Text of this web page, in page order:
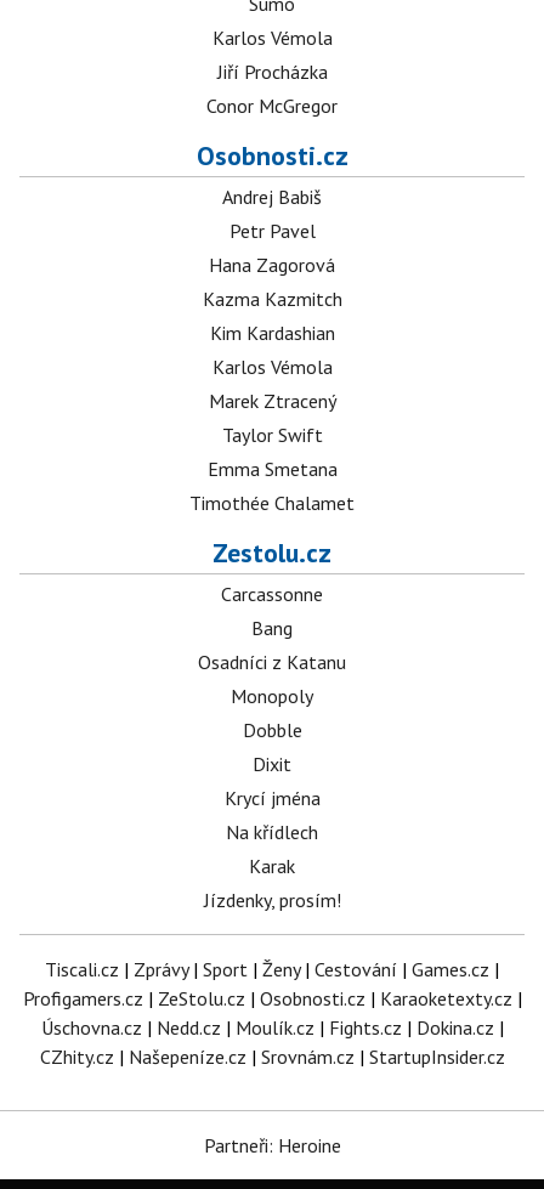
Karlos Vémola
Jiří Procházka
Conor McGregor
Osobnosti.cz
Andrej Babiš
Petr Pavel
Hana Zagorová
Kazma Kazmitch
Kim Kardashian
Karlos Vémola
Marek Ztracený
Taylor Swift
Emma Smetana
Timothée Chalamet
Zestolu.cz
Carcassonne
Bang
Osadníci z Katanu
Monopoly
Dobble
Dixit
Krycí jména
Na křídlech
Karak
Jízdenky, prosím!
Tiscali.cz | Zprávy| Sport | Ženy| Cestování | Games.cz |
Profigamers.cz | ZeStolu.cz | Osobnosti.cz | Karaoketexty.cz |
Úschovna.cz | Nedd.cz | Moulík.cz | Fights.cz | Dokina.cz |
CZhity.cz | Našepeníze.cz | Srovnám.cz | StartupInsider.cz
Partneři: Heroine